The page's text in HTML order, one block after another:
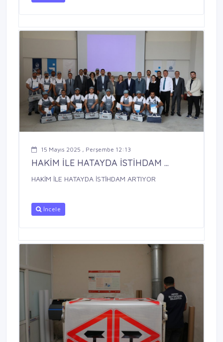
15 Mayıs 2025 , Perşembe 12:13
HAKİM İLE HATAYDA İSTİHDAM ...
HAKİM İLE HATAYDA İSTİHDAM ARTIYOR
İncele